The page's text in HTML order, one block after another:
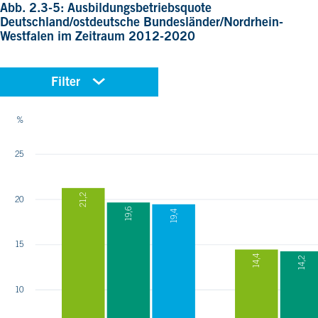
Abb. 2.3-5: Ausbildungsbetriebsquote
Deutschland/ostdeutsche Bundesländer/Nordrhein-
Westfalen im Zeitraum 2012-2020
Filter
10
15
20
25
%
21,2
19,6 19,4
14,4 14,2